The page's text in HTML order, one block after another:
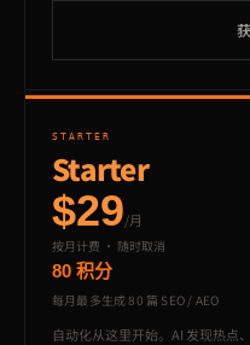
STARTER
Starter
$29/月
按月计费 · 随时取消
80 积分
每月最多生成 80 篇 SEO / AEO
自动化从这里开始。AI 发现热